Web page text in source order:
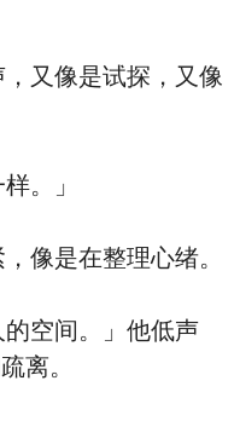
又像是试探，又像
。」
像是在整理心绪。
空间。」他低声
离。